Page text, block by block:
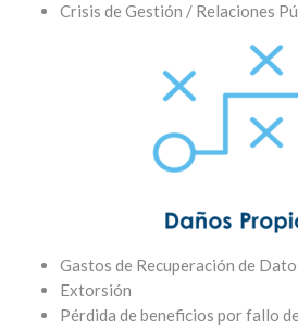
Crisis de Gestión / Relaciones
Gastos de Recuperación de
Extorsión
Pérdida de beneficios por fallo